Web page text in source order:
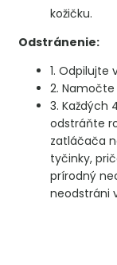
kožičku.
Odstránenie:
1. Odpilujte
2.
3. Každých
odstráňte
zatláčača
tyčinky,
prírodný
neodstráni